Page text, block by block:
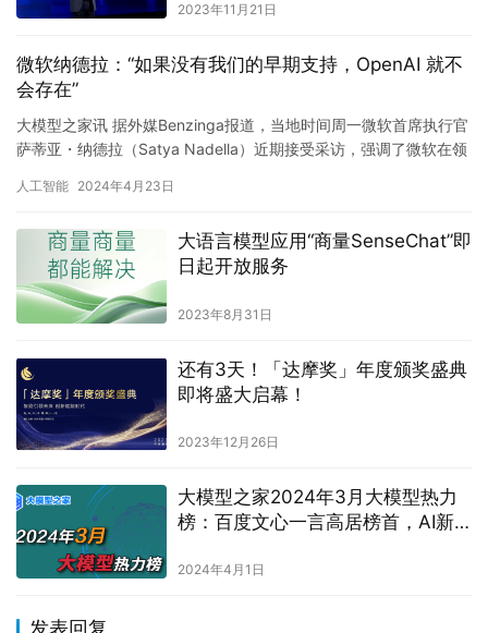
2023年11月21日
微软纳德拉：“如果没有我们的早期支持，OpenAI 就不
会存在”
大模型之家讯 据外媒Benzinga报道，当地时间周一微软首席执行官
萨蒂亚・纳德拉（Satya Nadella）近期接受采访，强调了微软在领
人工智能 2024年4月23日
大语言模型应用“商量SenseChat”即
日起开放服务
2023年8月31日
还有3天！「达摩奖」年度颁奖盛典
即将盛大启幕！
2023年12月26日
大模型之家2024年3月大模型热力
榜：百度文心一言高居榜首，AI新
2024年4月1日
发表回复